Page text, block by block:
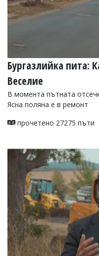
Бургазлийка пита:
Веселие
В момента пътната
Ясна поляна е в ремонт
прочетено 27275 пъти